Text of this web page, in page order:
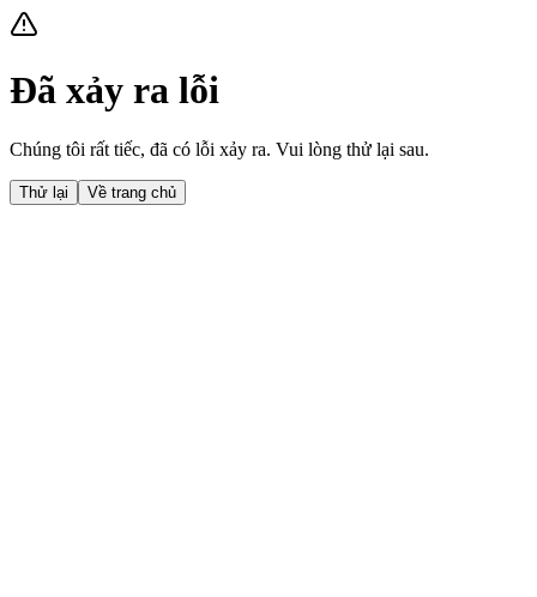
Đã xảy ra lỗi
Chúng tôi rất tiếc, đã có lỗi xảy ra. Vui lòng thử lại sau.
Thử lại Về trang chủ